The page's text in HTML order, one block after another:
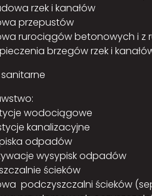
rzek i kanałów
przepustów
rurociągów betonowych i z
brzegów rzek i
sanitarne
wodociągowe
kanalizacyjne
odpadów
wysypisk
ścieków
podczyszczalni ścieków